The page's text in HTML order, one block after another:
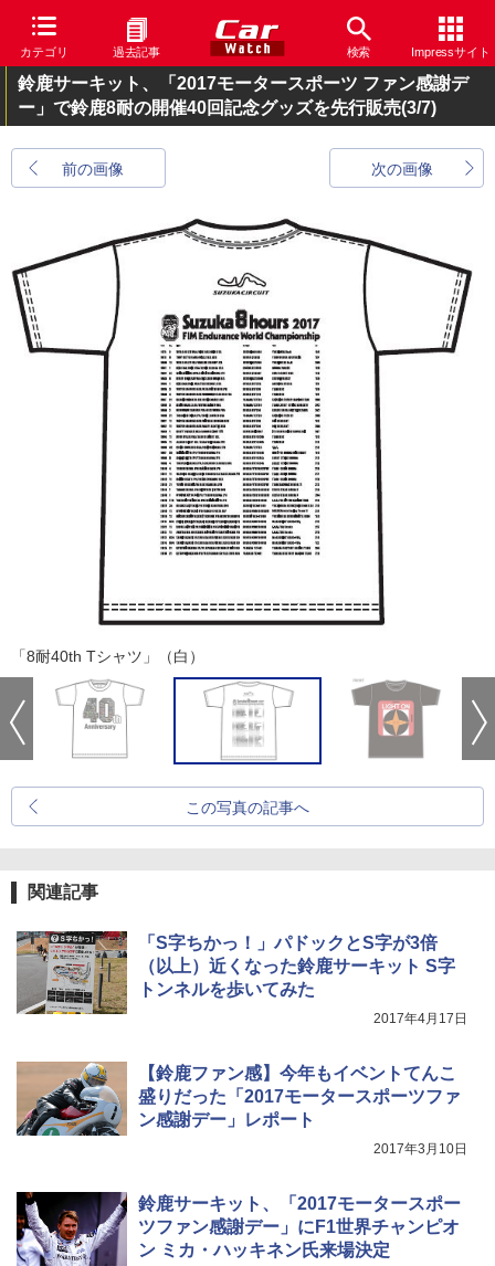
カテゴリ 過去記事 検索 Impressサイト
鈴鹿サーキット、「2017モータースポーツ ファン感謝デ
ー」で鈴鹿8耐の開催40回記念グッズを先行販売(3/7)
前の画像 次の画像
「8耐40th Tシャツ」（白）
この写真の記事へ
関連記事
「S字ちかっ！」パドックとS字が3倍
（以上）近くなった鈴鹿サーキット S字
トンネルを歩いてみた
2017年4月17日
【鈴鹿ファン感】今年もイベントてんこ
盛りだった「2017モータースポーツファ
ン感謝デー」レポート
2017年3月10日
鈴鹿サーキット、「2017モータースポー
ツファン感謝デー」にF1世界チャンピオ
ン ミカ・ハッキネン氏来場決定